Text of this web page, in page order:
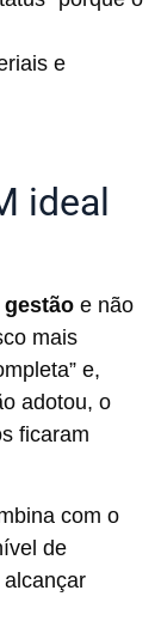
e
ideal
e não
mais
e,
adotou, o
ficaram
com o
de